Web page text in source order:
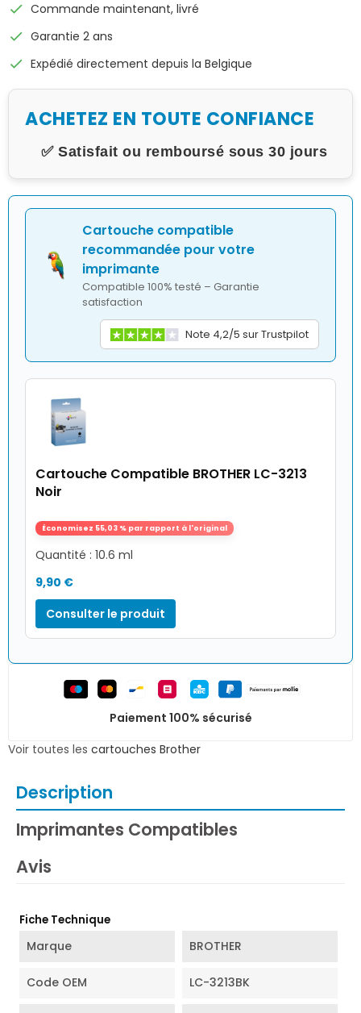
check Commande maintenant, livré
check Garantie 2 ans
check Expédié directement depuis la Belgique
ACHETEZ EN TOUTE CONFIANCE
✅ Satisfait ou remboursé sous 30 jours
Cartouche compatible
recommandée pour votre
imprimante
Compatible 100% testé – Garantie
satisfaction
Note 4,2/5 sur Trustpilot
Cartouche Compatible BROTHER LC-3213
Noir
Économisez 55,03 % par rapport à l'original
Quantité : 10.6 ml
9,90 €
Consulter le produit
Paiement 100% sécurisé
Voir toutes les cartouches Brother
Description
Imprimantes Compatibles
Avis
Fiche Technique
Marque BROTHER
Code OEM LC-3213BK